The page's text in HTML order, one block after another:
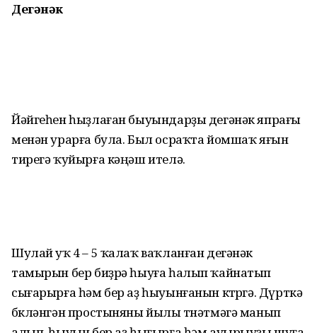
Дегәнәк
Йәйгеһен һыҙлаған быуындарҙы дегәнәк япрағы
менән урарға була. Был осраҡта йомшаҡ яғын
тирегә ҡуйырға кәңәш ителә.
Шулай уҡ 4 – 5 ҡалаҡ ваҡланған дегәнәк
тамырын бер биҙрә һыуға һалып ҡайнатып
сығарырға һәм бер аҙ һыуынғанын көтөргә. Дүрткә
бөкләнгән простыняны йылы төнәтмәгә манып